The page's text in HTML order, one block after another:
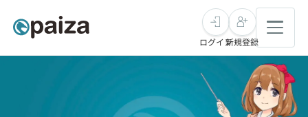
ログイン新規登録